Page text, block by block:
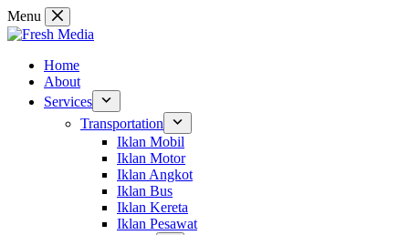
Skip
to
Menu
Home
About
Services
Transportation
Iklan Mobil
Iklan Motor
Iklan Angkot
Iklan Bus
Iklan Kereta
Iklan Pesawat